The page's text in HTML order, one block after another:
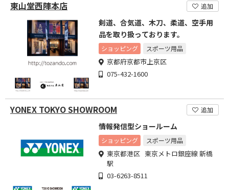
東山堂西陣本店 追加
剣道、合気道、木刀、柔道、空手用
品を取り扱っております。
ショッピング スポーツ用品
京都府京都市上京区
075-432-1600
YONEX TOKYO SHOWROOM 追加
情報発信型ショールーム
ショッピング スポーツ用品
東京都港区 東京メトロ銀座線 新橋
駅
03-6263-8511